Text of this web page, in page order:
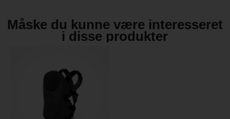
Måske du kunne være interesseret
i disse produkter